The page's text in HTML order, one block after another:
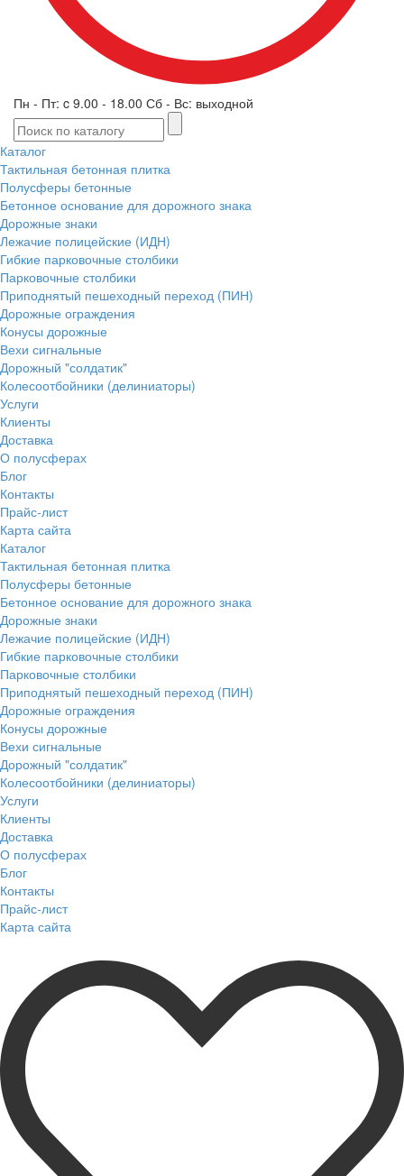
Пн - Пт: c 9.00 - 18.00 Сб - Вс: выходной
Каталог
Тактильная бетонная плитка
Полусферы бетонные
Бетонное основание для дорожного знака
Дорожные знаки
Лежачие полицейские (ИДН)
Гибкие парковочные столбики
Парковочные столбики
Приподнятый пешеходный переход (ПИН)
Дорожные ограждения
Конусы дорожные
Вехи сигнальные
Дорожный "солдатик"
Колесоотбойники (делиниаторы)
Услуги
Клиенты
Доставка
О полусферах
Блог
Контакты
Прайс-лист
Карта сайта
Каталог
Тактильная бетонная плитка
Полусферы бетонные
Бетонное основание для дорожного знака
Дорожные знаки
Лежачие полицейские (ИДН)
Гибкие парковочные столбики
Парковочные столбики
Приподнятый пешеходный переход (ПИН)
Дорожные ограждения
Конусы дорожные
Вехи сигнальные
Дорожный "солдатик"
Колесоотбойники (делиниаторы)
Услуги
Клиенты
Доставка
О полусферах
Блог
Контакты
Прайс-лист
Карта сайта